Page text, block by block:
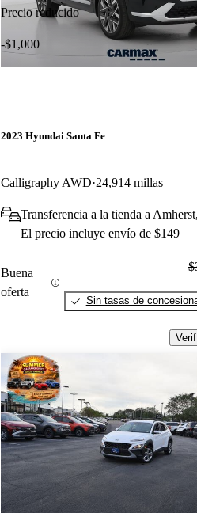
Precio reducido
-$1,000
2023 Hyundai Santa Fe
Calligraphy AWD 24,914 millas
Transferencia a la tienda a
El precio incluye envío de $149
Buena
oferta
Sin tasas de